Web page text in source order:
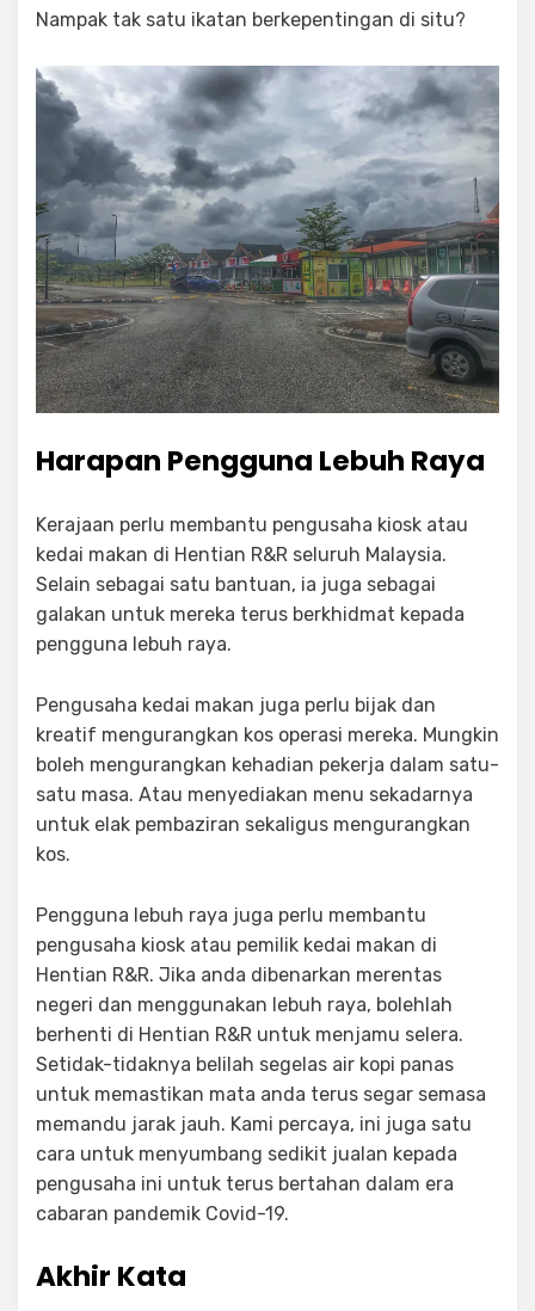
Nampak tak satu ikatan berkepentingan di situ?
Harapan Pengguna Lebuh Raya
Kerajaan perlu membantu pengusaha kiosk atau
kedai makan di Hentian R&R seluruh Malaysia.
Selain sebagai satu bantuan, ia juga sebagai
galakan untuk mereka terus berkhidmat kepada
pengguna lebuh raya.
Pengusaha kedai makan juga perlu bijak dan
kreatif mengurangkan kos operasi mereka. Mungkin
boleh mengurangkan kehadian pekerja dalam satu-
satu masa. Atau menyediakan menu sekadarnya
untuk elak pembaziran sekaligus mengurangkan
kos.
Pengguna lebuh raya juga perlu membantu
pengusaha kiosk atau pemilik kedai makan di
Hentian R&R. Jika anda dibenarkan merentas
negeri dan menggunakan lebuh raya, bolehlah
berhenti di Hentian R&R untuk menjamu selera.
Setidak-tidaknya belilah segelas air kopi panas
untuk memastikan mata anda terus segar semasa
memandu jarak jauh. Kami percaya, ini juga satu
cara untuk menyumbang sedikit jualan kepada
pengusaha ini untuk terus bertahan dalam era
cabaran pandemik Covid-19.
Akhir Kata